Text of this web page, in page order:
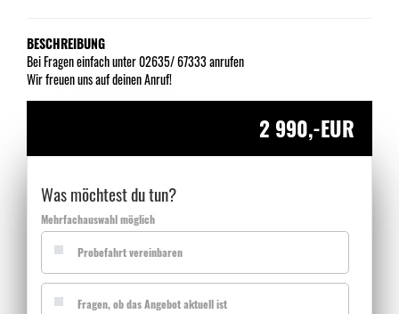
BESCHREIBUNG
Bei Fragen einfach unter 02635/ 67333 anrufen
Wir freuen uns auf deinen Anruf!
2 990,-EUR
Was möchtest du tun?
Mehrfachauswahl möglich
Probefahrt vereinbaren
Fragen, ob das Angebot aktuell ist